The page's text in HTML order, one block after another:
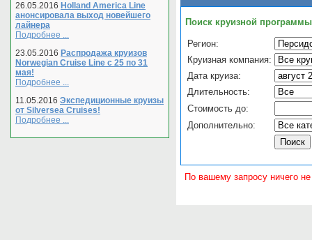
26.05.2016 Holland America Line
анонсировала выход новейшего
лайнера
Подробнее ...
23.05.2016 Распродажа круизов
Norwegian Cruise Line с 25 по 31
мая!
Подробнее ...
11.05.2016 Экспедиционные круизы
от Silversea Cruises!
Подробнее ...
Поиск круизной программы
Регион:
Круизная компания:
Дата круиза:
Длительность:
Стоимость до:
Дополнительно:
По вашему запросу ничего